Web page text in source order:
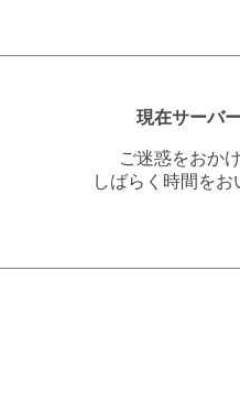
現在サーバ
ご迷惑をおか
しばらく時間を